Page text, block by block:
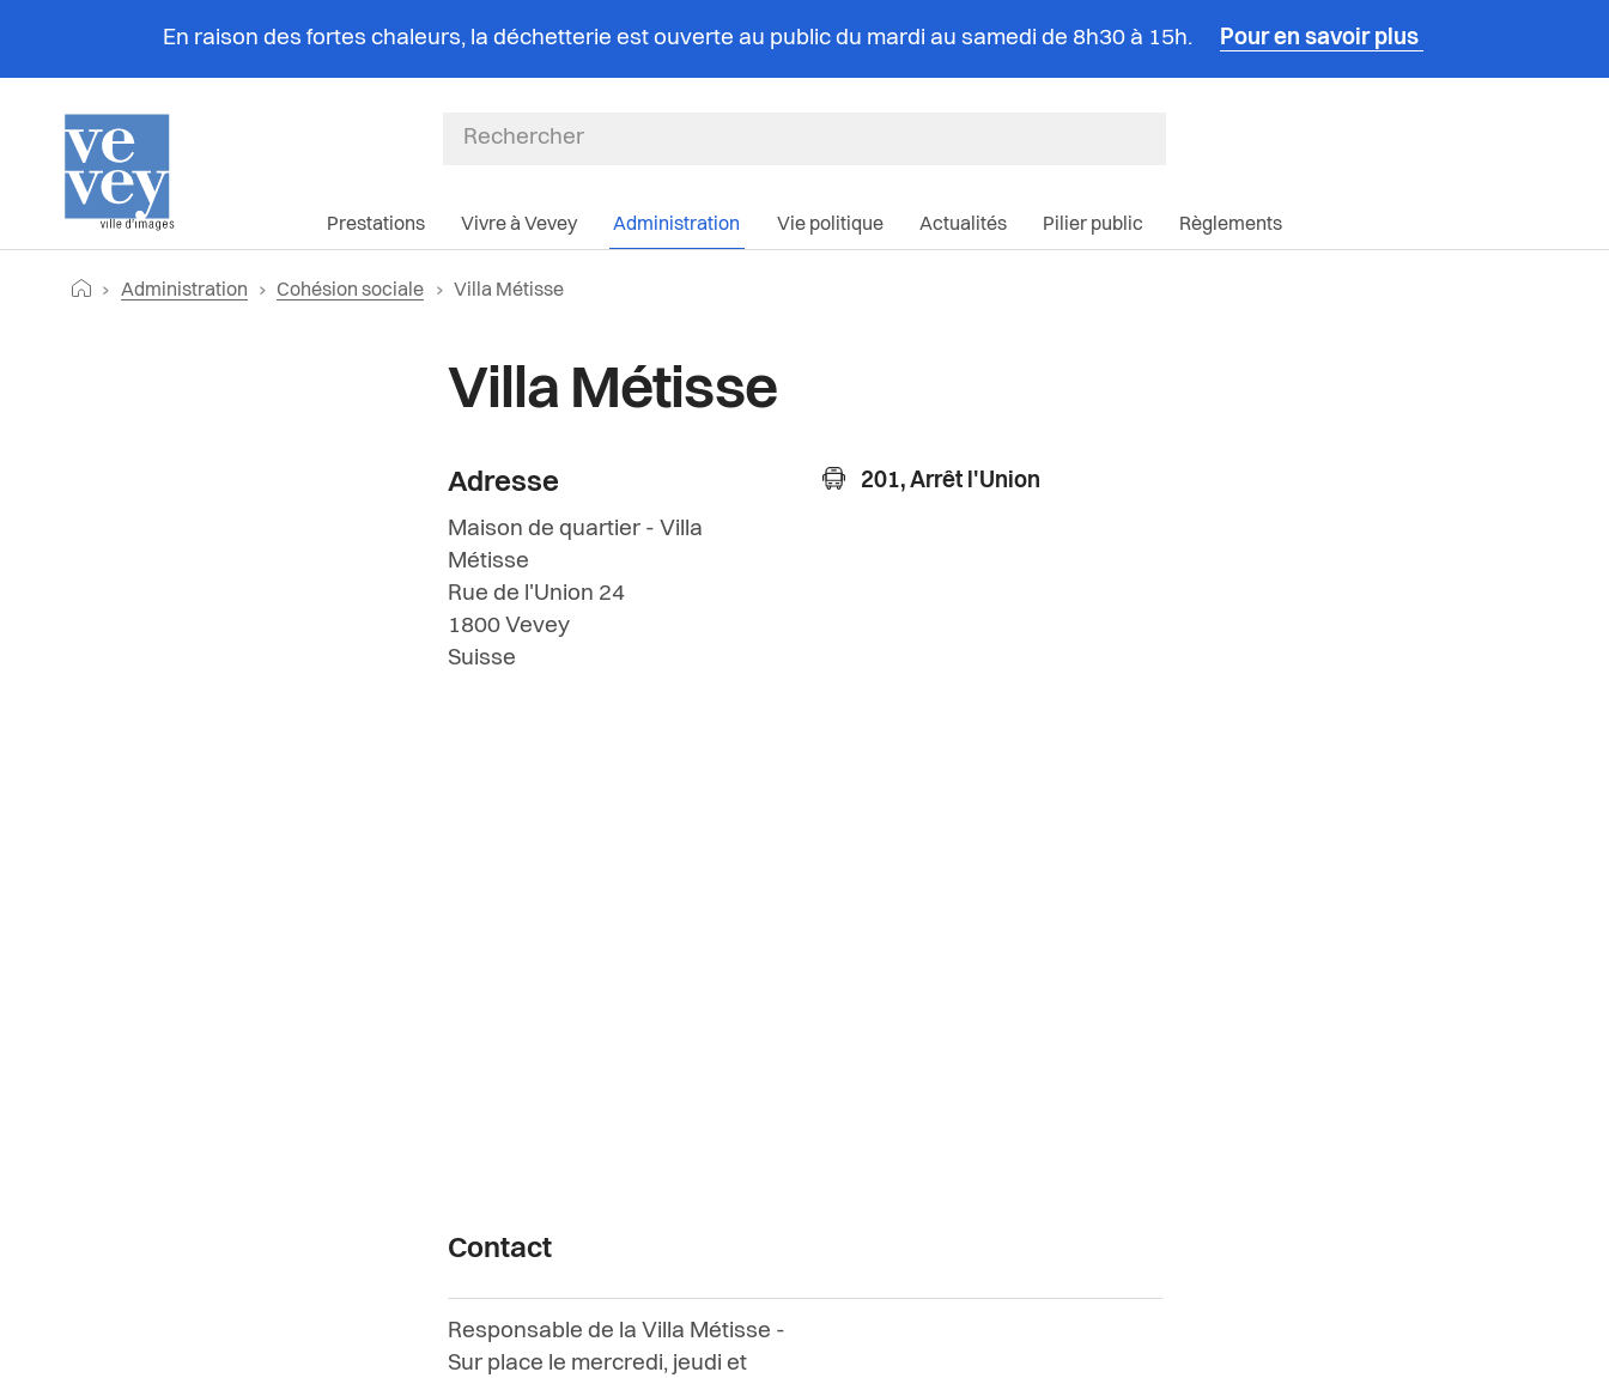
En raison des fortes chaleurs, la déchetterie est ouverte au public du mardi au samedi de 8h30 à 15h. Pour en savoir plus
Prestations Vivre à Vevey Administration Vie politique Actualités Pilier public Règlements
FilRetourner vers la page d'accueil
Administration Cohésion sociale Page actuelle:
Villa Métisse
Villa Métisse
Adresse
Maison de quartier - Villa
Métisse
Rue de l'Union 24
1800 Vevey
Suisse
201, Arrêt l'Union
Contact
Responsable de la Villa Métisse -
Sur place le mercredi, jeudi et